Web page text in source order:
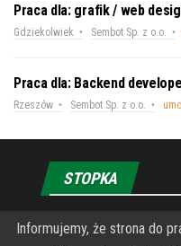
Praca dla: grafik / web
Gdziekolwiek Sembot Sp. z o.o.
Praca dla: Backend
Rzeszów Sembot Sp. z o.o.
STOPKA
O Fundacji
Informujemy, że strona do